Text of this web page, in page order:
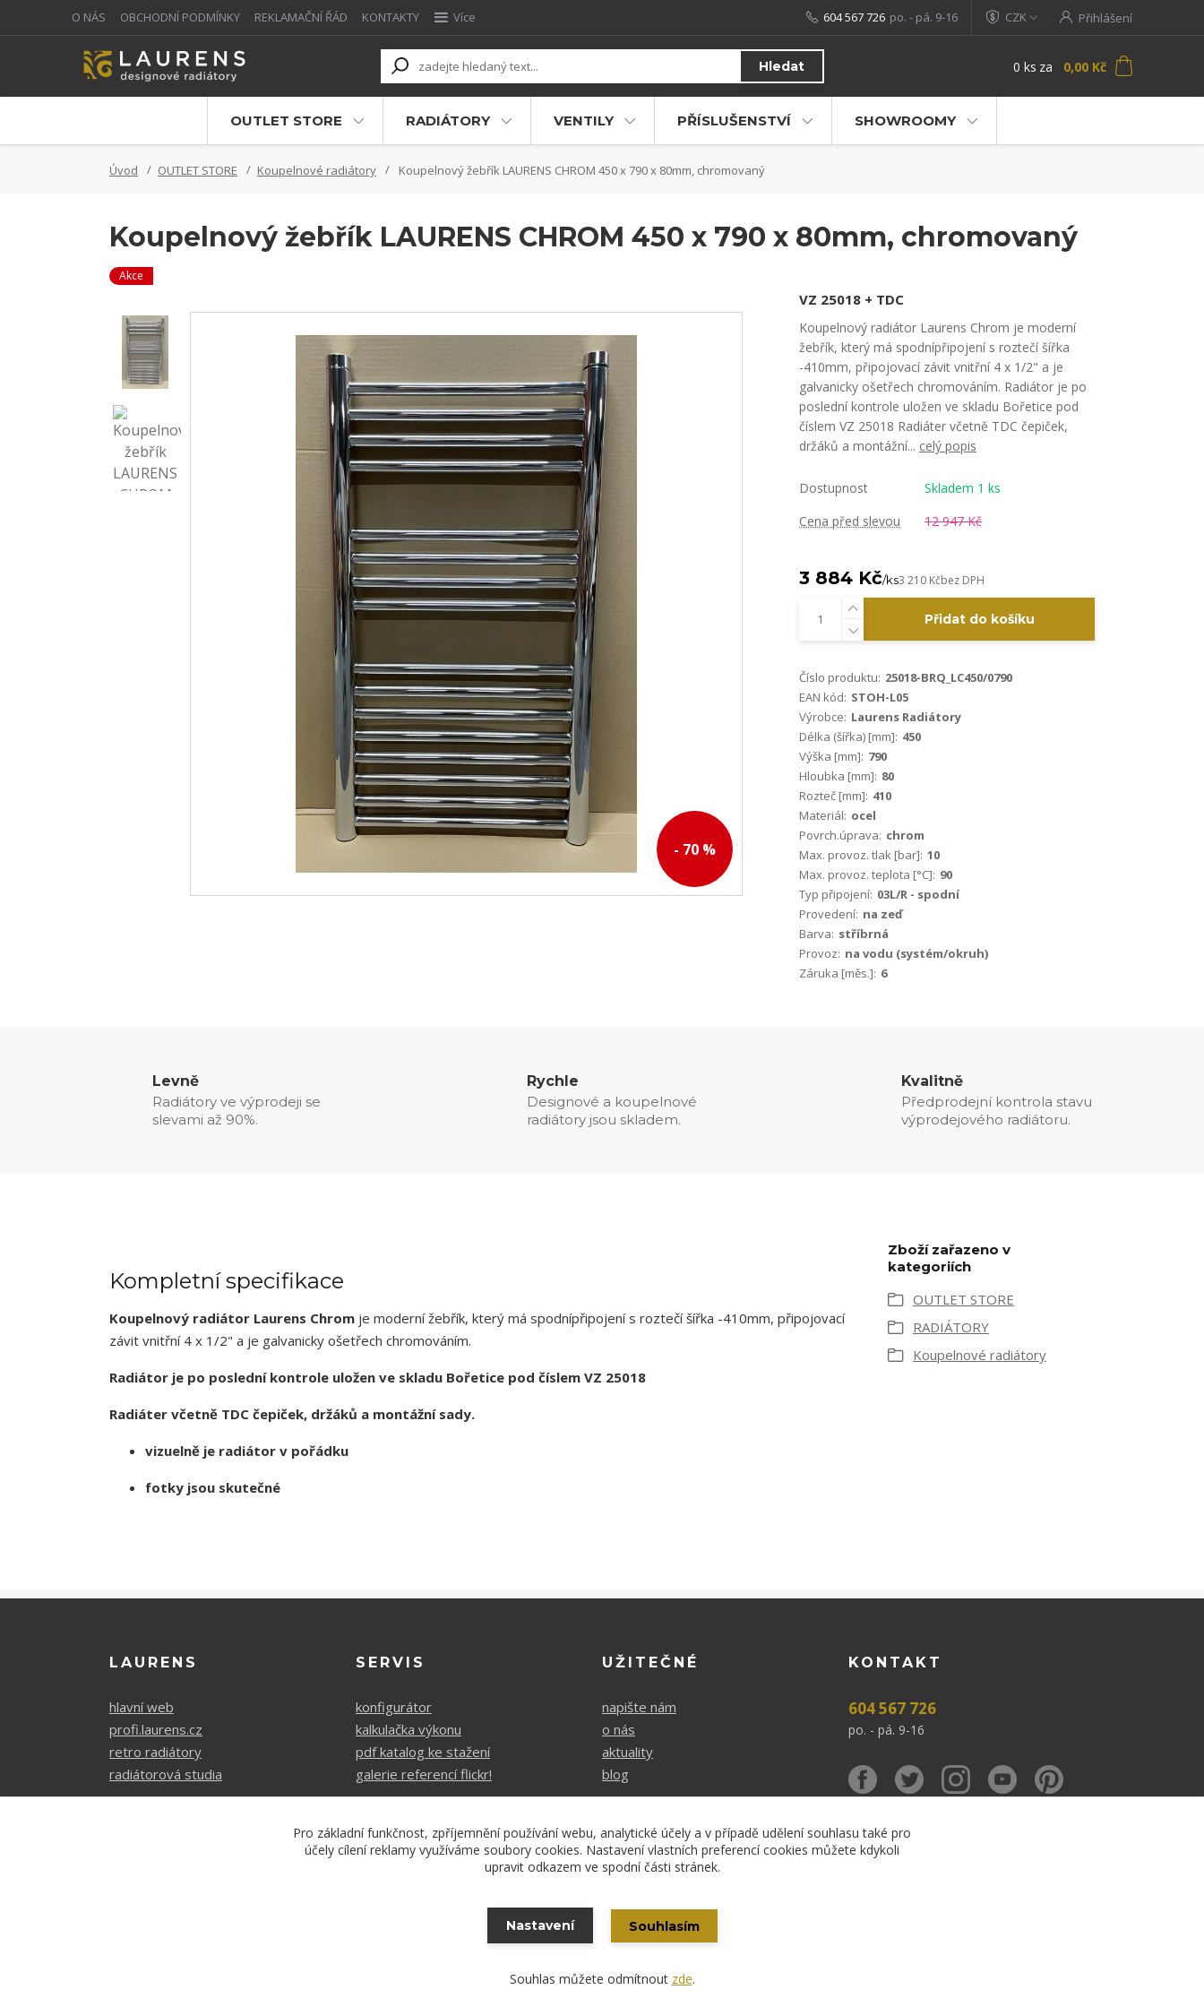
O NÁS OBCHODNÍ PODMÍNKY REKLAMAČNÍ ŘÁD KONTAKTY Více CZK Přihlášení
Hledat
604 567 726 po. - pá. 9-16
0 ks za 0,00 Kč
OUTLET STORE RADIÁTORY VENTILY PŘÍSLUŠENSTVÍ SHOWROOMY
Úvod OUTLET STORE Koupelnové radiátory Koupelnový žebřík LAURENS CHROM 450 x 790 x 80mm, chromovaný
Koupelnový žebřík LAURENS CHROM 450 x 790 x 80mm, chromovaný
Akce
- 70 %
VZ 25018 + TDC
Koupelnový radiátor Laurens Chrom je moderní
žebřík, který má spodnípřipojení s roztečí šířka
-410mm, připojovací závit vnitřní 4 x 1/2" a je
galvanicky ošetřech chromováním. Radiátor je po
poslední kontrole uložen ve skladu Bořetice pod
číslem VZ 25018 Radiáter včetně TDC čepiček,
držáků a montážní... celý popis
Dostupnost
Skladem 1 ks
Cena před slevou
12 947 Kč
3 884 Kč/ks3 210 Kčbez DPH
Přidat do košíku
Číslo produktu: 25018-BRQ_LC450/0790
EAN kód: STOH-L05
Výrobce: Laurens Radiátory
Délka (šířka) [mm]: 450
Výška [mm]: 790
Hloubka [mm]: 80
Rozteč [mm]: 410
Materiál: ocel
Povrch.úprava: chrom
Max. provoz. tlak [bar]: 10
Max. provoz. teplota [°C]: 90
Typ připojení: 03L/R - spodní
Provedení: na zeď
Barva: stříbrná
Provoz: na vodu (systém/okruh)
Záruka [měs.]: 6
Levně
Radiátory ve výprodeji se
slevami až 90%.
Rychle
Designové a koupelnové
radiátory jsou skladem.
Kvalitně
Předprodejní kontrola stavu
výprodejového radiátoru.
Kompletní specifikace
Koupelnový radiátor Laurens Chrom je moderní žebřík, který má spodnípřipojení s roztečí šířka -410mm, připojovací
závit vnitřní 4 x 1/2" a je galvanicky ošetřech chromováním.
Radiátor je po poslední kontrole uložen ve skladu Bořetice pod číslem VZ 25018
Radiáter včetně TDC čepiček, držáků a montážní sady.
vizuelně je radiátor v pořádku
fotky jsou skutečné
Zboží zařazeno v
kategoriích
OUTLET STORE
RADIÁTORY
Koupelnové radiátory
LAURENS
hlavní web
profi.laurens.cz
retro radiátory
radiátorová studia
SERVIS
konfigurátor
kalkulačka výkonu
pdf katalog ke stažení
galerie referencí flickr!
UŽITEČNÉ
napište nám
o nás
aktuality
blog
KONTAKT
604 567 726
po. - pá. 9-16
Copyright 2021 - Laurens
Vytvořeno na
Pro základní funkčnost, zpříjemnění používání webu, analytické účely a v případě udělení souhlasu také pro
účely cílení reklamy využíváme soubory cookies. Nastavení vlastních preferencí cookies můžete kdykoli
upravit odkazem ve spodní části stránek.
Nastavení Souhlasím
Souhlas můžete odmítnout zde.